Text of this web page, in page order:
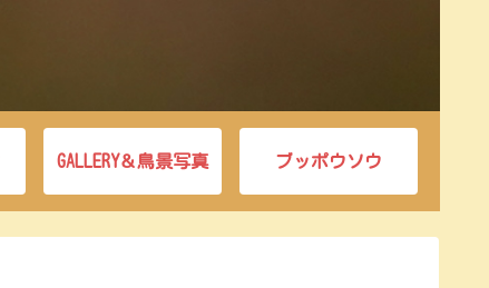
GALLERY＆鳥景写真 ブッポウソウ